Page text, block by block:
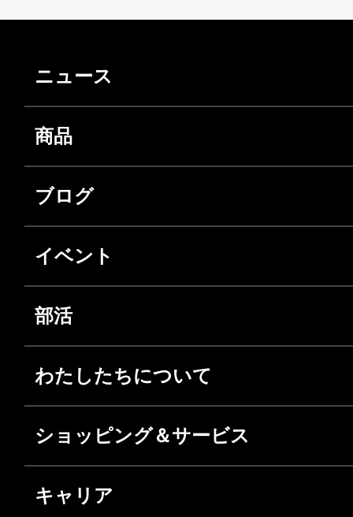
ニュース
商品
ブログ
イベント
部活
わたしたちについて
ショッピング＆サービス
キャリア